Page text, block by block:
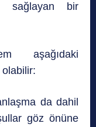
sağlayan bir
aşağıdaki
da dahil
göz önüne